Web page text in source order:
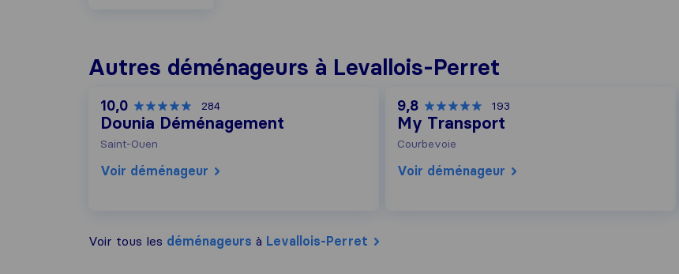
Autres déménageurs à Levallois-Perret
10,0 284
Dounia Déménagement
Saint-Ouen
Voir déménageur
9,8 193
My Transport
Courbevoie
Voir déménageur
Voir tous les déménageurs à Levallois-Perret